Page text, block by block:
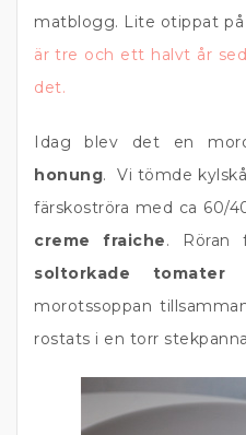
matblogg. Lite otippat
är tre och ett halvt år
det.
Idag blev det en
honung. Vi tömde
färskoströra med ca 60/
creme fraiche. Röran
soltorkade tomater
morotssoppan
rostats i en torr